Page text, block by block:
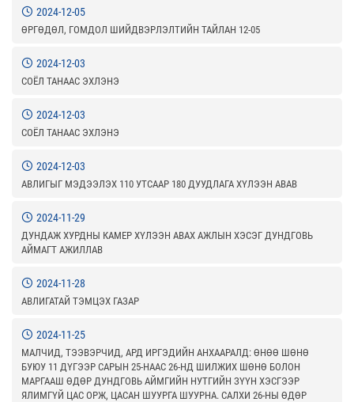
2024-12-05
ӨРГӨДӨЛ, ГОМДОЛ ШИЙДВЭРЛЭЛТИЙН ТАЙЛАН 12-05
2024-12-03
СОЁЛ ТАНААС ЭХЛЭНЭ
2024-12-03
СОЁЛ ТАНААС ЭХЛЭНЭ
2024-12-03
АВЛИГЫГ МЭДЭЭЛЭХ 110 УТСААР 180 ДУУДЛАГА ХҮЛЭЭН АВАВ
2024-11-29
ДУНДАЖ ХУРДНЫ КАМЕР ХҮЛЭЭН АВАХ АЖЛЫН ХЭСЭГ ДУНДГОВЬ
АЙМАГТ АЖИЛЛАВ
2024-11-28
АВЛИГАТАЙ ТЭМЦЭХ ГАЗАР
2024-11-25
МАЛЧИД, ТЭЭВЭРЧИД, АРД ИРГЭДИЙН АНХААРАЛД: ӨНӨӨ ШӨНӨ
БУЮУ 11 ДҮГЭЭР САРЫН 25-НААС 26-НД ШИЛЖИХ ШӨНӨ БОЛОН
МАРГААШ ӨДӨР ДУНДГОВЬ АЙМГИЙН НУТГИЙН ЗҮҮН ХЭСГЭЭР
ЯЛИМГҮЙ ЦАС ОРЖ, ЦАСАН ШУУРГА ШУУРНА. САЛХИ 26-НЫ ӨДӨР